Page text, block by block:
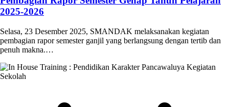
2025-2026
Selasa, 23 Desember 2025, SMANDAK melaksanakan kegiatan
pembagian rapor semester ganjil yang berlangsung dengan tertib dan
penuh makna.…
Kegiatan
Sekolah